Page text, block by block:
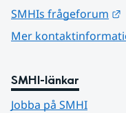
SMHIs frågeforum
Mer
SMHI-länkar
Jobba på SMHI